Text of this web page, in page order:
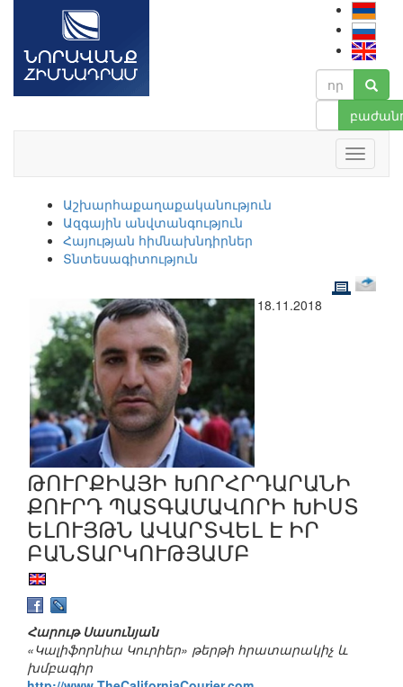
Աշխարհաքաղաքականություն
Ազգային անվտանգություն
Հայության հիմնախնդիրներ
Տնտեսագիտություն
18.11.2018
ԹՈՒՐՔԻԱՅԻ ԽՈՐՀՐԴԱՐԱՆԻ
ՔՈՒՐԴ ՊԱՏԳԱՄԱՎՈՐԻ ԽԻՍՏ
ԵԼՈՒՅԹՆ ԱՎԱՐՏՎԵԼ Է ԻՐ
ԲԱՆՏԱՐԿՈՒԹՅԱՄԲ
Հարութ Սասունյան
«Կալիֆորնիա Կուրիեր» թերթի հրատարակիչ և
խմբագիր